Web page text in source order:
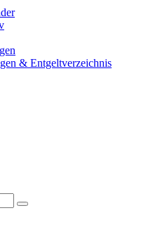
& Entgeltverzeichnis